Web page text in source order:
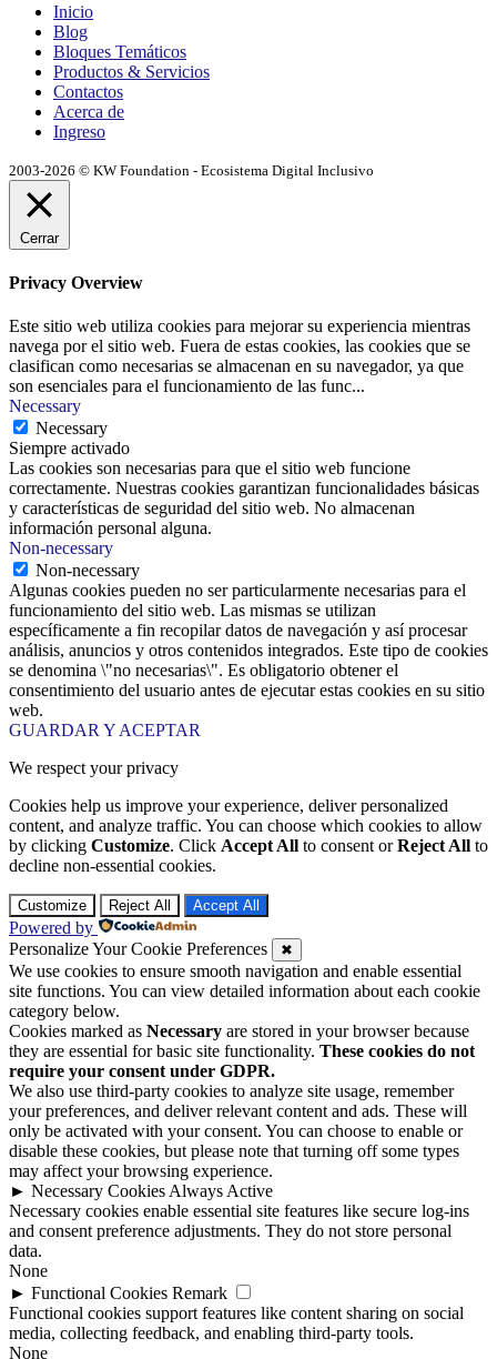
Inicio
Blog
Bloques Temáticos
Productos & Servicios
Contactos
Acerca de
Ingreso
2003-2026 © KW Foundation - Ecosistema Digital Inclusivo
Cerrar
Privacy Overview
Este sitio web utiliza cookies para mejorar su experiencia mientras
navega por el sitio web. Fuera de estas cookies, las cookies que se
clasifican como necesarias se almacenan en su navegador, ya que
son esenciales para el funcionamiento de las func...
Necessary
Necessary
Siempre activado
Las cookies son necesarias para que el sitio web funcione
correctamente. Nuestras cookies garantizan funcionalidades básicas
y características de seguridad del sitio web. No almacenan
información personal alguna.
Non-necessary
Non-necessary
Algunas cookies pueden no ser particularmente necesarias para el
funcionamiento del sitio web. Las mismas se utilizan
específicamente a fin recopilar datos de navegación y así procesar
análisis, anuncios y otros contenidos integrados. Este tipo de cookies
se denomina \"no necesarias\". Es obligatorio obtener el
consentimiento del usuario antes de ejecutar estas cookies en su sitio
web.
GUARDAR Y ACEPTAR
We respect your privacy
Cookies help us improve your experience, deliver personalized
content, and analyze traffic. You can choose which cookies to allow
by clicking Customize. Click Accept All to consent orReject All to
decline non-essential cookies.
Customize Reject All Accept All
Powered by
Personalize Your Cookie Preferences
✖
We use cookies to ensure smooth navigation and enable essential
site functions. You can view detailed information about each cookie
category below.
Cookies marked as Necessary are stored in your browser because
they are essential for basic site functionality. These cookies do not
require your consent under GDPR.
We also use third-party cookies to analyze site usage, remember
your preferences, and deliver relevant content and ads. These will
only be activated with your consent. You can choose to enable or
disable these cookies, but please note that turning off some types
may affect your browsing experience.
► Necessary Cookies Always Active
Necessary cookies enable essential site features like secure log-ins
and consent preference adjustments. They do not store personal
data.
None
► Functional Cookies Remark
Functional cookies support features like content sharing on social
media, collecting feedback, and enabling third-party tools.
None